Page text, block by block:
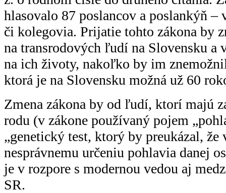
hlasovalo 87 poslancov a poslankýň –⁠
či kolegovia. Prijatie tohto zákona by
na transrodových ľudí na Slovensku a
na ich životy, nakoľko by im
ktorá je na Slovensku možná už 60
Zmena zákona by od ľudí, ktorí majú
rodu (v zákone používaný pojem
„genetický test, ktorý by preukázal,
nesprávnemu určeniu pohlavia danej
je v rozpore s modernou vedou aj
SR.